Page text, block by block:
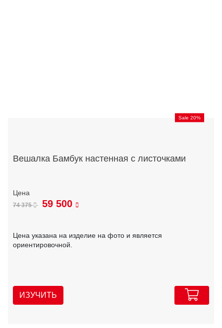
Sale 20%
Вешалка Бамбук настенная с листочками
74 375 59 500
Цена указана на изделие на фото и является
ориентировочной.
ИЗУЧИТЬ